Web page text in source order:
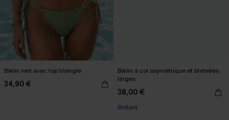
Bikini vert avec top triangle
34,90 €
Bikini à col asymétrique et bretelles
larges
38,00 €
Brillant